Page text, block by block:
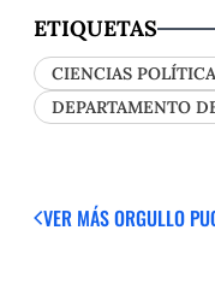
ETIQUETAS
CIENCIAS
DEPARTAMENTO
VER MÁSORGULLO